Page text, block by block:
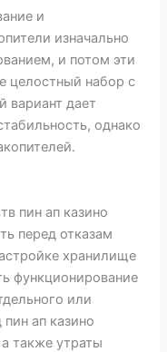
и
изначально
и потом эти
целостный набор с
вариант дает
однако
пин ап казино
перед отказам
хранилище
функционирование
или
ап казино
также утраты